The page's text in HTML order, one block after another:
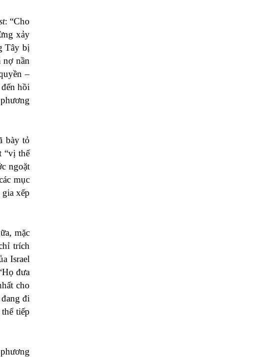
: “Cho
xảy
Tây bị
nợ nần
–
hồi
bày tỏ
“vị thế
ngoặt
mục
xếp
mặc
trích
Israel
đưa
cho
đi
tiếp